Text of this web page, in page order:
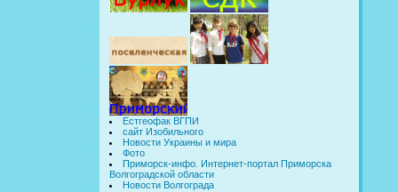
Естгеофак ВГПИ
сайт Изобильного
Новости Украины и мира
Фото
Приморск-инфо. Интернет-портал Приморска
Волгоградской области
Новости Волгограда